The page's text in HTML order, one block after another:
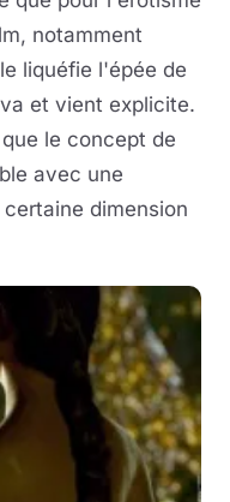
notamment
liquéfie l'épée de
et vient explicite.
le concept de
avec une
dimension